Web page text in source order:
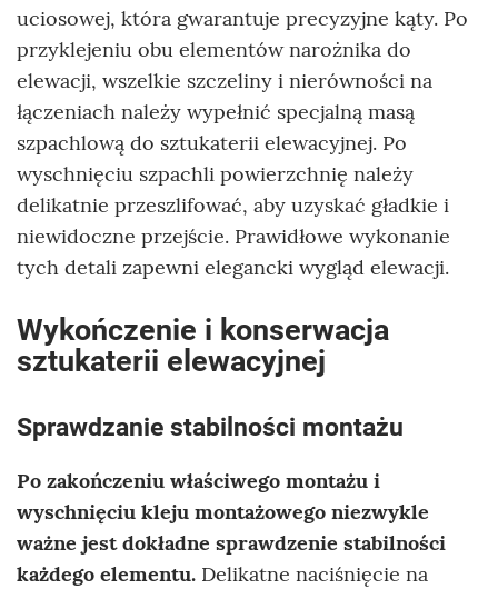
uciosowej, która gwarantuje precyzyjne kąty. Po
przyklejeniu obu elementów narożnika do
elewacji, wszelkie szczeliny i nierówności na
łączeniach należy wypełnić specjalną masą
szpachlową do sztukaterii elewacyjnej. Po
wyschnięciu szpachli powierzchnię należy
delikatnie przeszlifować, aby uzyskać gładkie i
niewidoczne przejście. Prawidłowe wykonanie
tych detali zapewni elegancki wygląd elewacji.
Wykończenie i konserwacja
sztukaterii elewacyjnej
Sprawdzanie stabilności montażu
Po zakończeniu właściwego montażu i
wyschnięciu kleju montażowego niezwykle
ważne jest dokładne sprawdzenie stabilności
każdego elementu. Delikatne naciśnięcie na